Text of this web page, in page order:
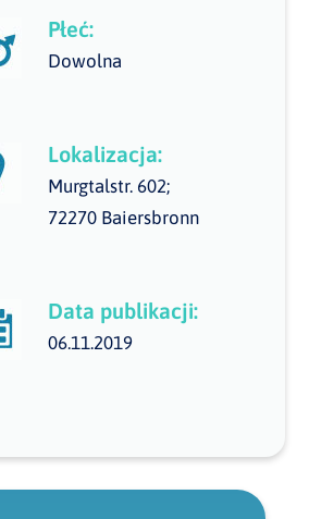
Płeć:
Dowolna
Lokalizacja:
Murgtalstr. 602;
72270 Baiersbronn
Data publikacji:
06.11.2019